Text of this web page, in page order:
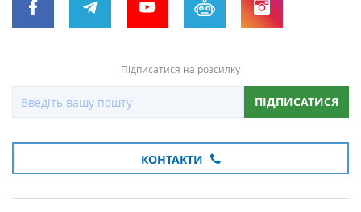
Підписатися на розсилку
ПІДПИСАТИСЯ
КОНТАКТИ